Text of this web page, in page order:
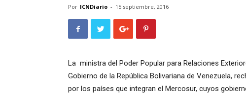
Por ICNDiario - 15 septiembre, 2016
La ministra del Poder Popular para Relaciones
Gobierno de la República Bolivariana de Venezuela,
por los países que integran el Mercosur, cuyos